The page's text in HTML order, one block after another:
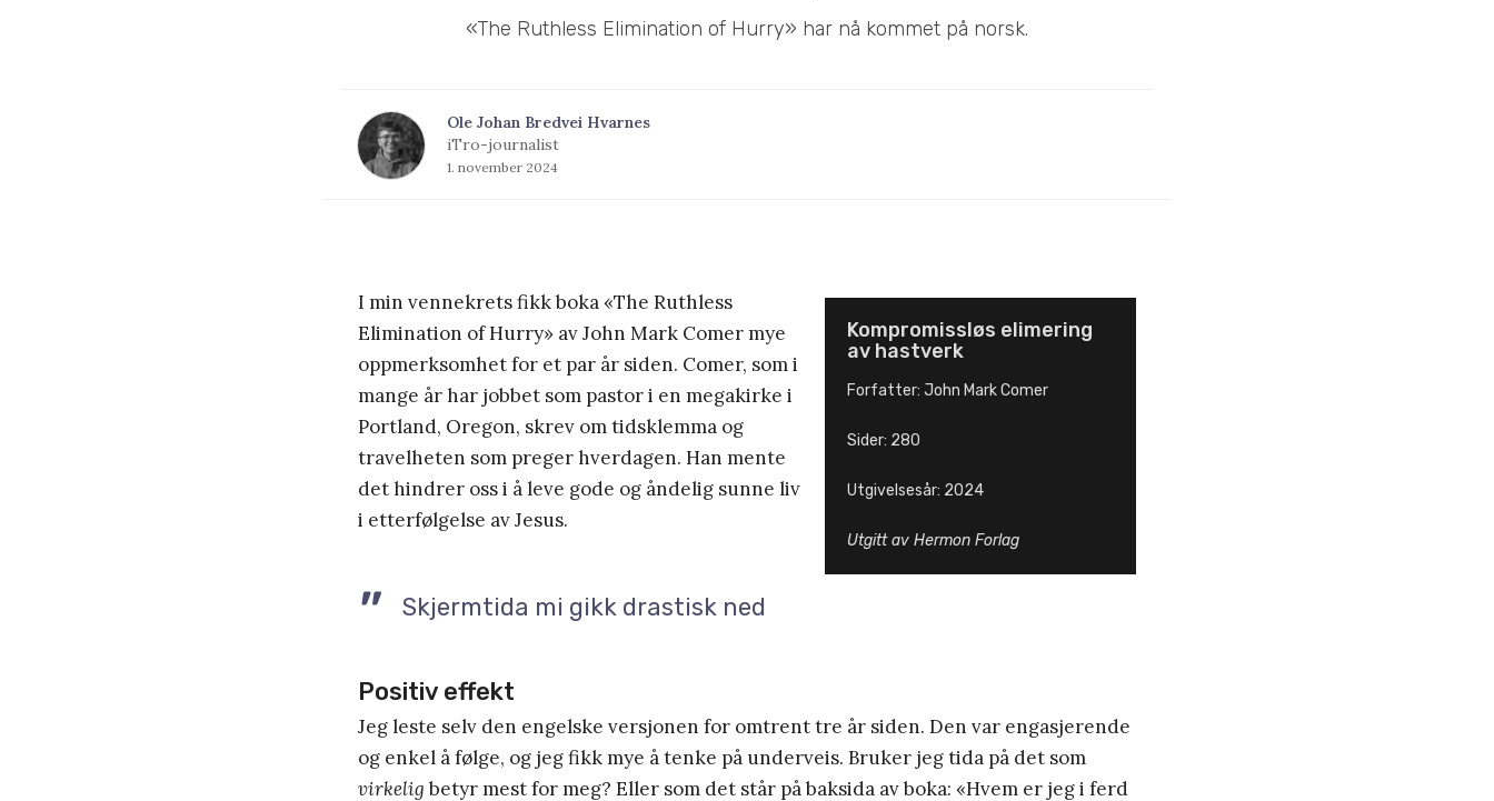
«The Ruthless Elimination of Hurry» har nå kommet på norsk.
Ole Johan Bredvei Hvarnes
iTro-journalist
1. november 2024
Kompromissløs elimering
av hastverk
Forfatter: John Mark Comer
Sider: 280
Utgivelsesår: 2024
Utgitt av Hermon Forlag
I min vennekrets fikk boka «The Ruthless
Elimination of Hurry» av John Mark Comer mye
oppmerksomhet for et par år siden. Comer, som i
mange år har jobbet som pastor i en megakirke i
Portland, Oregon, skrev om tidsklemma og
travelheten som preger hverdagen. Han mente
det hindrer oss i å leve gode og åndelig sunne liv
i etterfølgelse av Jesus.
Skjermtida mi gikk drastisk ned
Positiv effekt
Jeg leste selv den engelske versjonen for omtrent tre år siden. Den var engasjerende
og enkel å følge, og jeg fikk mye å tenke på underveis. Bruker jeg tida på det som
virkeligbetyr mest for meg? Eller som det står på baksida av boka: «Hvem er jeg i ferd